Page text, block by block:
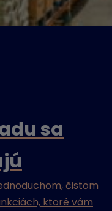
sa
čistom
ktoré vám